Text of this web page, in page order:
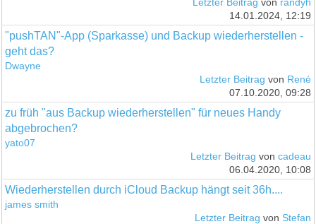
Letzter Beitrag von randyh
14.01.2024, 12:19
"pushTAN"-App (Sparkasse) und Backup wiederherstellen -
geht das?
Dwayne
Letzter Beitrag von René
07.10.2020, 09:28
zu früh "aus Backup wiederherstellen" für neues Handy
abgebrochen?
yato07
Letzter Beitrag von cadeau
06.04.2020, 10:08
Wiederherstellen durch iCloud Backup hängt seit 36h....
james smith
Letzter Beitrag von Stefan